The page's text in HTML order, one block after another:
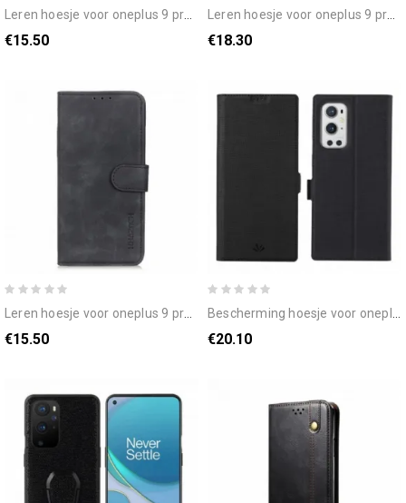
leren hoesje voor oneplus 9 pro glanzende en zichtbare naden
€15.50
leren hoesje voor oneplus 9 pro imitatieleer khazneh
€18.30
leren hoesje voor oneplus 9 pro vintage leereffect khazneh
€15.50
bescherming hoesje voor oneplus 9 pro folio-hoesje vili dmx getextureerd
€20.10